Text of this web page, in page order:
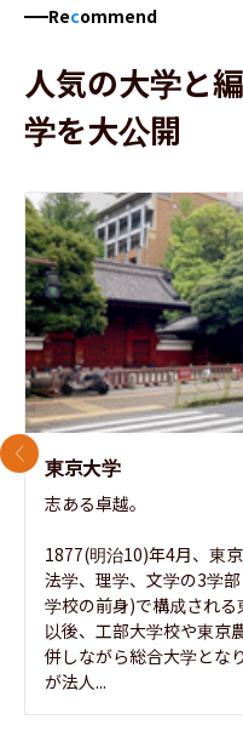
Recommend
人気の大学と
学を大公開
東京大学
志ある卓越。
1877(明治10)年4月、東
法学、理学、文学の3学
学校の前身)で構成される
以後、工部大学校や東京
併しながら総合大学とな
が法人...
前のスライド